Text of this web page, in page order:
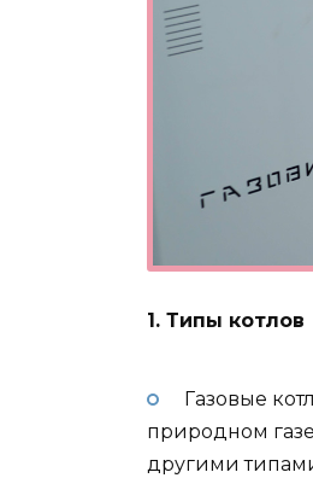
1. Типы котлов
Газовые
природном
другими типами